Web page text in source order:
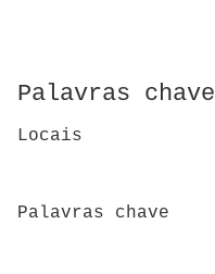
Palavras chave
Locais
Palavras chave